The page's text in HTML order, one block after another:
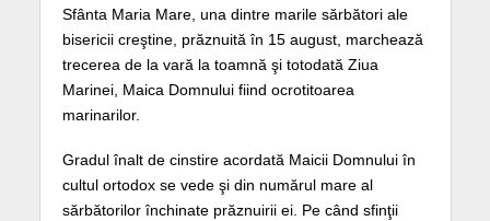
Sfânta Maria Mare, una dintre marile sărbători ale
bisericii creştine, prăznuită în 15 august, marchează
trecerea de la vară la toamnă şi totodată Ziua
Marinei, Maica Domnului fiind ocrotitoarea
marinarilor.
Gradul înalt de cinstire acordată Maicii Domnului în
cultul ortodox se vede şi din numărul mare al
sărbătorilor închinate prăznuirii ei. Pe când sfinţii